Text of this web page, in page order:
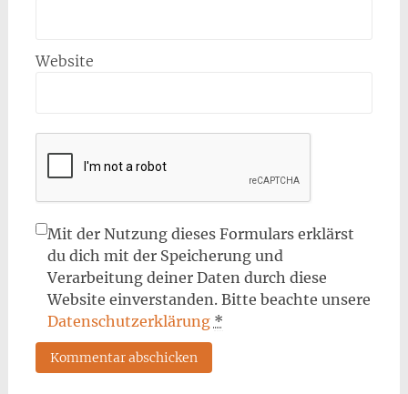
Website
Mit der Nutzung dieses Formulars erklärst
du dich mit der Speicherung und
Verarbeitung deiner Daten durch diese
Website einverstanden. Bitte beachte unsere
Datenschutzerklärung *